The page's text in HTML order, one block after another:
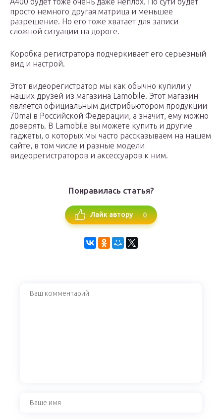
просто немного другая матрица и меньшее
разрешение. Но его тоже хватает для записи
сложной ситуации на дороге.
Коробка регистратора подчеркивает его серьезный
вид и настрой.
Этот видеорегистратор мы как обычно купили у
наших друзей из магазина Lamobile. Этот магазин
является официальным дистрибьютором продукции
70mai в Российской Федерации, а значит, ему можно
доверять. В Lamobile вы можете купить и другие
гаджеты, о которых мы часто рассказываем на нашем
сайте, в том числе и разные модели
видеорегистраторов и аксессуаров к ним.
Понравилась статья?
Лайк автору 0